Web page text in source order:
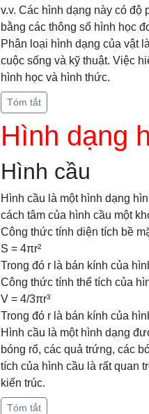
v.v. Các hình dạng này có
bằng các thông số hình học
Phân loại hình dạng của vật
cuộc sống và kỹ thuật. Việc
hình học và hình thức.
Tóm tắt
Hình dạng
Hình cầu
Hình cầu là một hình dạng
cách tâm của hình cầu một
Công thức tính diện tích bề
S = 4πr²
Trong đó r là bán kính của
Công thức tính thể tích của
V = 4/3πr³
Trong đó r là bán kính của
Hình cầu là một hình dạng
bóng rổ, các quả trứng, các
tích của hình cầu là rất quan
kiến trúc.
Tóm tắt